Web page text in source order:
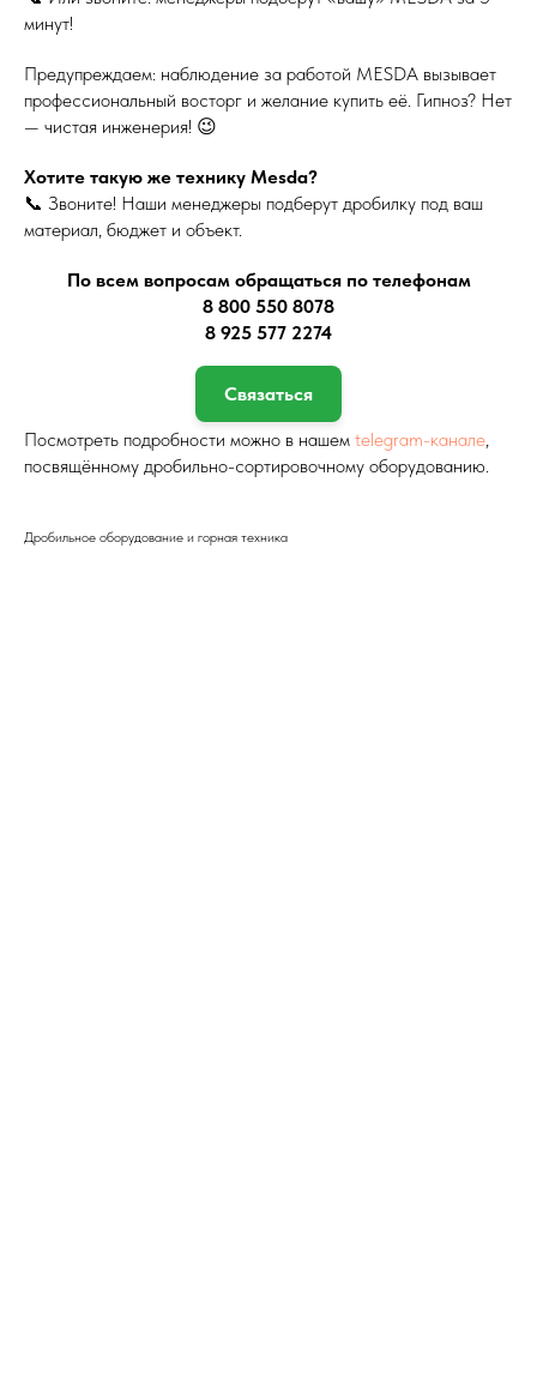
минут!
Предупреждаем: наблюдение за работой MESDA вызывает
профессиональный восторг и желание купить её. Гипноз? Нет
— чистая инженерия! 😉
Хотите такую же технику Mesda?
📞 Звоните! Наши менеджеры подберут дробилку под ваш
материал, бюджет и объект.
По всем вопросам обращаться по телефонам
8 800 550 8078
8 925 577 2274
Связаться
Посмотреть подробности можно в нашем telegram-канале,
посвящённому дробильно-сортировочному оборудованию.
Дробильное оборудование и горная техника